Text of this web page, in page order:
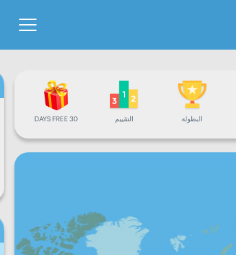
البطولة التقييم 30 DAYS FREE